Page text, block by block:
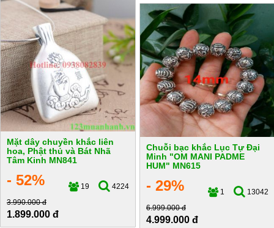
Mặt dây chuyền khắc liên
hoa, Phật thủ và Bát Nhã
Tâm Kinh MN841
- 52% 19
4224
3.990.000 đ
1.899.000 đ
Chuỗi bạc khắc Lục Tự Đại
Minh "OM MANI PADME
HUM" MN615
- 29% 1
13042
6.999.000 đ
4.999.000 đ